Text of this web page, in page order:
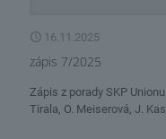
16.11.2025
zápis 7/2025
Zápis z porady SKP
Tirala, O. Meiserová, J.